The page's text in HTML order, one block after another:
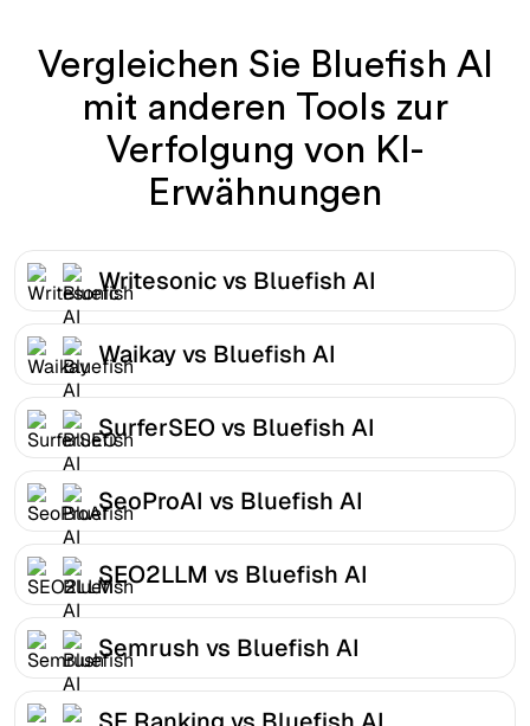
Vergleichen Sie Bluefish AI
mit anderen Tools zur
Verfolgung von KI-
Erwähnungen
Writesonic vs Bluefish AI
Waikay vs Bluefish AI
SurferSEO vs Bluefish AI
SeoProAI vs Bluefish AI
SEO2LLM vs Bluefish AI
Semrush vs Bluefish AI